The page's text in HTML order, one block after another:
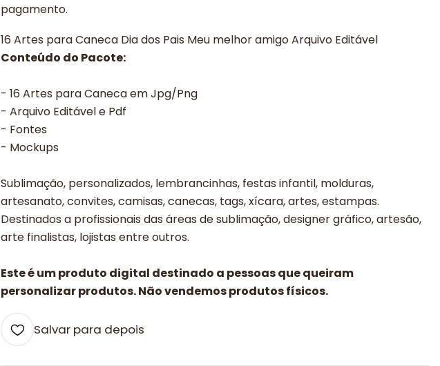
pagamento.
16 Artes para Caneca Dia dos Pais Meu melhor amigo Arquivo Editável
Conteúdo do Pacote:
- 16 Artes para Caneca em Jpg/Png
- Arquivo Editável e Pdf
- Fontes
- Mockups
Sublimação, personalizados, lembrancinhas, festas infantil, molduras,
artesanato, convites, camisas, canecas, tags, xícara, artes, estampas.
Destinados a profissionais das áreas de sublimação, designer gráfico, artesão,
arte finalistas, lojistas entre outros.
Este é um produto digital destinado a pessoas que queiram
personalizar produtos. Não vendemos produtos físicos.
Salvar para depois